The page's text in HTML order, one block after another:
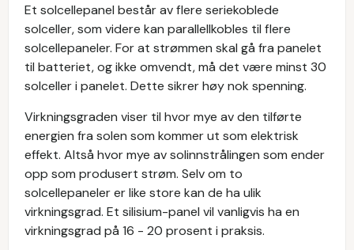
Et solcellepanel består av flere seriekoblede
solceller, som videre kan parallellkobles til flere
solcellepaneler. For at strømmen skal gå fra panelet
til batteriet, og ikke omvendt, må det være minst 30
solceller i panelet. Dette sikrer høy nok spenning.
Virkningsgraden viser til hvor mye av den tilførte
energien fra solen som kommer ut som elektrisk
effekt. Altså hvor mye av solinnstrålingen som ender
opp som produsert strøm. Selv om to
solcellepaneler er like store kan de ha ulik
virkningsgrad. Et silisium-panel vil vanligvis ha en
virkningsgrad på 16 - 20 prosent i praksis.